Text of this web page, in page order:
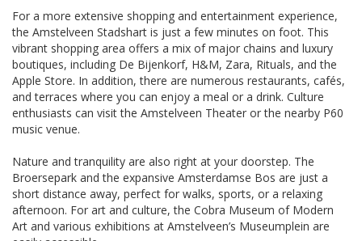
For a more extensive shopping and entertainment experience,
the Amstelveen Stadshart is just a few minutes on foot. This
vibrant shopping area offers a mix of major chains and luxury
boutiques, including De Bijenkorf, H&M, Zara, Rituals, and the
Apple Store. In addition, there are numerous restaurants, cafés,
and terraces where you can enjoy a meal or a drink. Culture
enthusiasts can visit the Amstelveen Theater or the nearby P60
music venue.
Nature and tranquility are also right at your doorstep. The
Broersepark and the expansive Amsterdamse Bos are just a
short distance away, perfect for walks, sports, or a relaxing
afternoon. For art and culture, the Cobra Museum of Modern
Art and various exhibitions at Amstelveen’s Museumplein are